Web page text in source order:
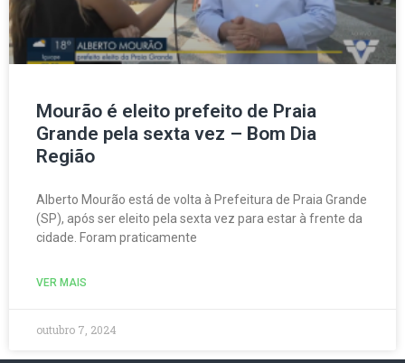
Mourão é eleito prefeito de Praia
Grande pela sexta vez – Bom Dia
Região
Alberto Mourão está de volta à Prefeitura de Praia Grande
(SP), após ser eleito pela sexta vez para estar à frente da
cidade. Foram praticamente
VER MAIS
outubro 7, 2024